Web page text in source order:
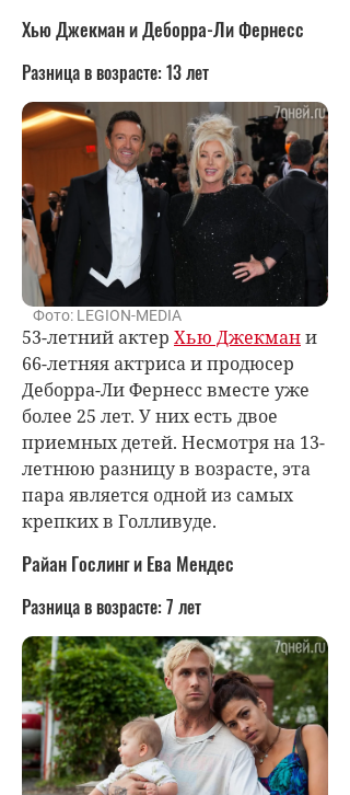
Хью Джекман и Деборра-Ли Фернесс
Разница в возрасте: 13 лет
Фото: LEGION-MEDIA
53-летний актер Хью Джекмани
66-летняя актриса и продюсер
Деборра-Ли Фернесс вместе уже
более 25 лет. У них есть двое
приемных детей. Несмотря на 13-
летнюю разницу в возрасте, эта
пара является одной из самых
крепких в Голливуде.
Райан Гослинг и Ева Мендес
Разница в возрасте: 7 лет